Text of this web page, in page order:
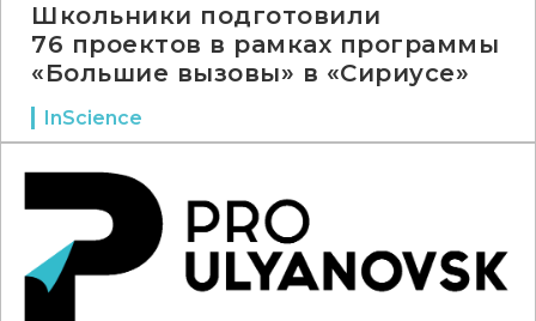
Школьники подготовили
76 проектов в рамках программы
«Большие вызовы» в «Сириусе»
InScience